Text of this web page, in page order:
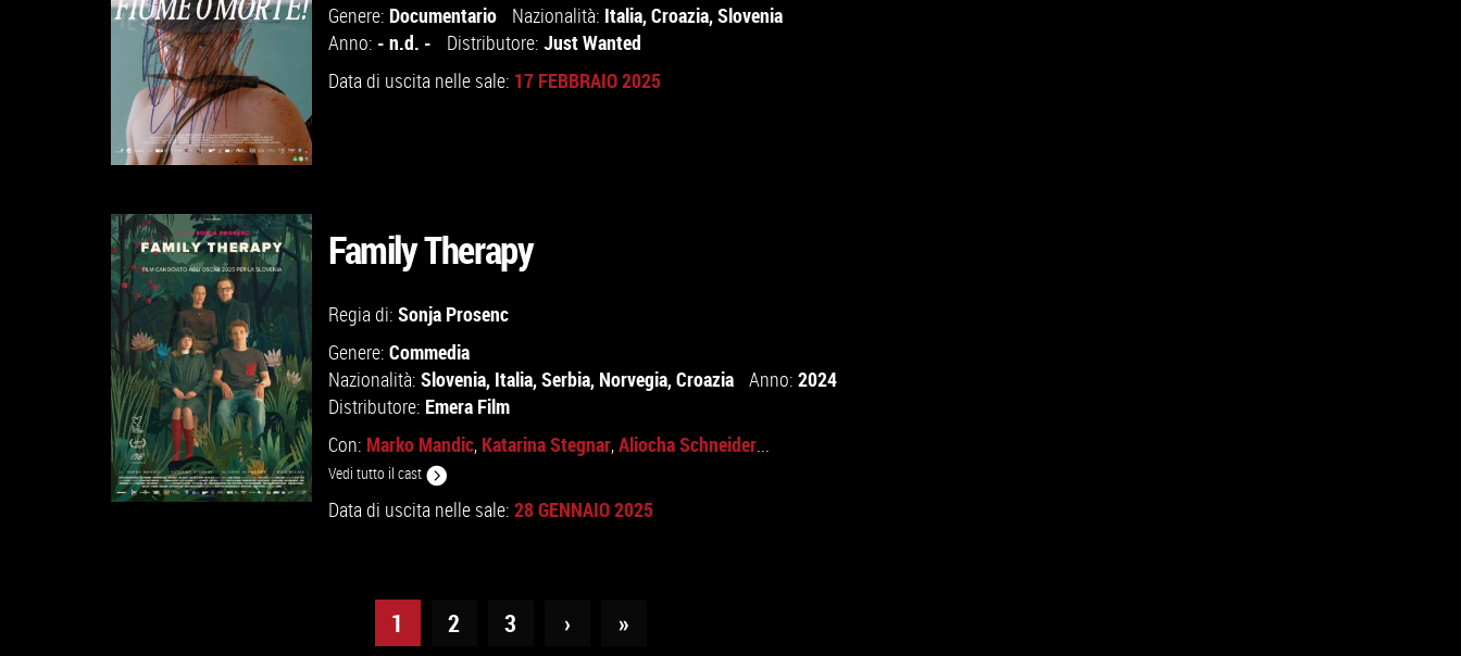
VAI ALLA SCHEDA
GUARDA IL TRAILER
VAI ALLA SCHEDA
Genere: Documentario Nazionalità: Italia,Croazia,Slovenia
Anno: - n.d. - Distributore: Just Wanted
Data di uscita nelle sale: 17 FEBBRAIO 2025
Family Therapy
Regia di: Sonja Prosenc
Genere: Commedia
Nazionalità: Slovenia, Italia,Serbia, Norvegia,Croazia Anno: 2024
Distributore: Emera Film
Con: Marko Mandic, Katarina Stegnar,Aliocha Schneider...
Vedi tutto il cast
Data di uscita nelle sale: 28 GENNAIO 2025
1 2 3 › »